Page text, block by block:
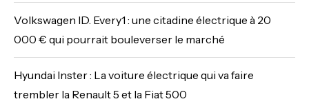
Volkswagen ID. Every1 : une citadine électrique à 20
000 € qui pourrait bouleverser le marché
Hyundai Inster : La voiture électrique qui va faire
trembler la Renault 5 et la Fiat 500